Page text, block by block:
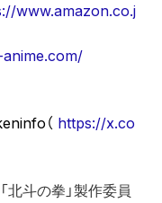
www.amazon.co.j
（ https://x.co
斗の拳」製作委員